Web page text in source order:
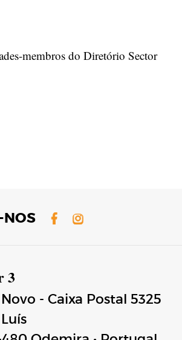
membros do Diretório Sector
NOS Facebook
Instagram
3
- Caixa Postal 5325